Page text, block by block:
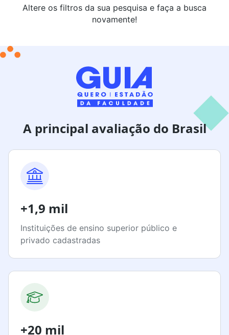
Altere os filtros da sua pesquisa e faça a busca
novamente!
A principal avaliação do Brasil
+1,9 mil
Instituições de ensino superior público e
privado cadastradas
+20 mil